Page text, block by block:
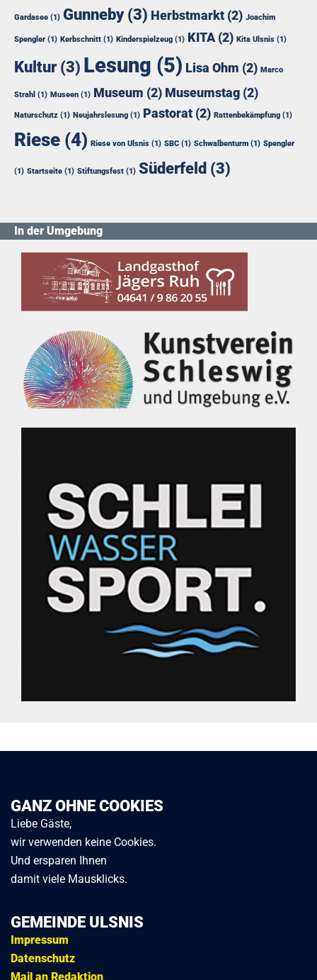
Gardasee (1) Gunneby(3) Herbstmarkt (2) Joachim
Spengler (1) Kerbschnitt (1) Kinderspielzeug (1) KITA (2) Kita Ulsnis (1)
Kultur (3) Lesung (5) Lisa Ohm (2) Marco
Strahl (1) Museen (1) Museum (2) Museumstag (2)
Naturschutz (1) Neujahrslesung (1) Pastorat (2) Rattenbekämpfung (1)
Riese (4) Riese von Ulsnis (1) SBC (1) Schwalbenturm (1) Spengler
(1) Startseite (1) Stiftungsfest (1) Süderfeld (3)
In der Umgebung
GANZ OHNE COOKIES
Liebe Gäste,
wir verwenden keine Cookies.
Und ersparen Ihnen
damit viele Mausklicks.
GEMEINDE ULSNIS
Impressum
Datenschutz
Mail an Redaktion